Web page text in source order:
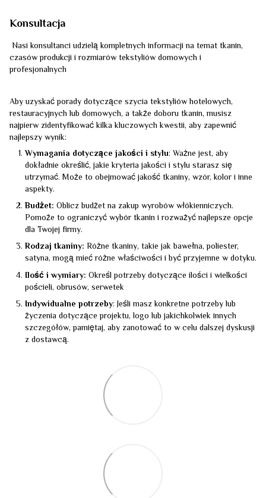
Konsultacja
Nasi konsultanci udzielą kompletnych informacji na temat tkanin,
czasów produkcji i rozmiarów tekstyliów domowych i
profesjonalnych
Aby uzyskać porady dotyczące szycia tekstyliów hotelowych,
restauracyjnych lub domowych, a także doboru tkanin, musisz
najpierw zidentyfikować kilka kluczowych kwestii, aby zapewnić
najlepszy wynik:
Wymagania dotyczące jakości i stylu: Ważne jest, aby
dokładnie określić, jakie kryteria jakości i stylu starasz się
utrzymać. Może to obejmować jakość tkaniny, wzór, kolor i inne
aspekty.
Budżet: Oblicz budżet na zakup wyrobów włókienniczych.
Pomoże to ograniczyć wybór tkanin i rozważyć najlepsze opcje
dla Twojej firmy.
Rodzaj tkaniny: Różne tkaniny, takie jak bawełna, poliester,
satyna, mogą mieć różne właściwości i być przyjemne w dotyku.
Ilość i wymiary: Określ potrzeby dotyczące ilości i wielkości
pościeli, obrusów, serwetek
Indywidualne potrzeby: Jeśli masz konkretne potrzeby lub
życzenia dotyczące projektu, logo lub jakichkolwiek innych
szczegółów, pamiętaj, aby zanotować to w celu dalszej dyskusji
z dostawcą.